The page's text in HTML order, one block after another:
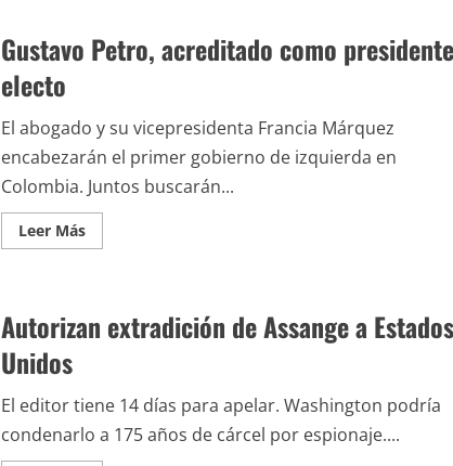
Suprema
de
derecho
al
aborto
Gustavo Petro, acreditado como presidente
electo
El abogado y su vicepresidenta Francia Márquez
encabezarán el primer gobierno de izquierda en
Colombia. Juntos buscarán...
Leer MásLeer
más
acreditado
como
Autorizan extradición de Assange a Estados
Unidos
El editor tiene 14 días para apelar. Washington podría
condenarlo a 175 años de cárcel por espionaje....